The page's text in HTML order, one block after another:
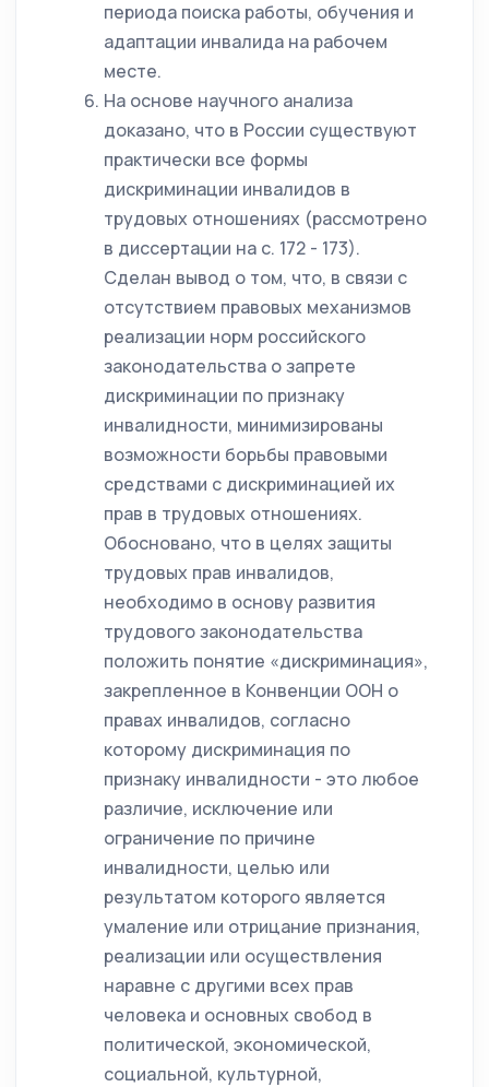
периода поиска работы, обучения и
адаптации инвалида на рабочем
месте.
На основе научного анализа
доказано, что в России существуют
практически все формы
дискриминации инвалидов в
трудовых отношениях (рассмотрено
в диссертации на с. 172 - 173).
Сделан вывод о том, что, в связи с
отсутствием правовых механизмов
реализации норм российского
законодательства о запрете
дискриминации по признаку
инвалидности, минимизированы
возможности борьбы правовыми
средствами с дискриминацией их
прав в трудовых отношениях.
Обосновано, что в целях защиты
трудовых прав инвалидов,
необходимо в основу развития
трудового законодательства
положить понятие «дискриминация»,
закрепленное в Конвенции ООН о
правах инвалидов, согласно
которому дискриминация по
признаку инвалидности - это любое
различие, исключение или
ограничение по причине
инвалидности, целью или
результатом которого является
умаление или отрицание признания,
реализации или осуществления
наравне с другими всех прав
человека и основных свобод в
политической, экономической,
социальной, культурной,